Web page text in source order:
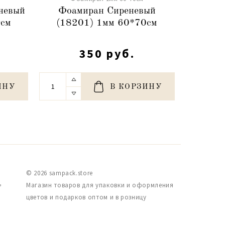
Фоамиран Сиреневый
(18201) 1мм 60*70см
350 руб.
В КОРЗИНУ
© 2026 sampack.store
Магазин товаров для упаковки и оформления
цветов и подарков оптом и в розницу